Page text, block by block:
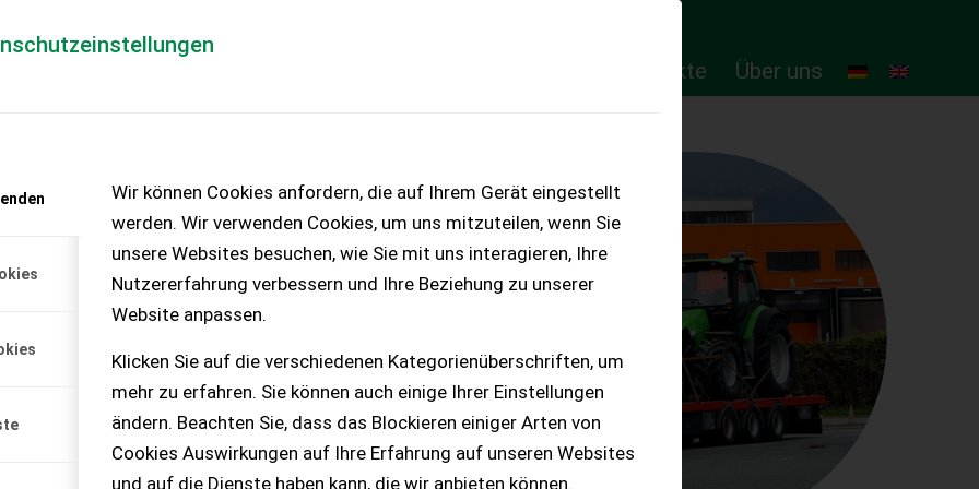
Wir können Cookies anfordern, die auf Ihrem Gerät eingestellt
werden. Wir verwenden Cookies, um uns mitzuteilen, wenn Sie
unsere Websites besuchen, wie Sie mit uns interagieren, Ihre
Nutzererfahrung verbessern und Ihre Beziehung zu unserer
Website anpassen.
Klicken Sie auf die verschiedenen Kategorienüberschriften, um
mehr zu erfahren. Sie können auch einige Ihrer Einstellungen
ändern. Beachten Sie, dass das Blockieren einiger Arten von
Cookies Auswirkungen auf Ihre Erfahrung auf unseren Websites
und auf die Dienste haben kann, die wir anbieten können.
Online-Produkte Über uns
– KEINE
Vakuum +
SCHLEPPSCHUH
sie uns nach einer
mit Schwimmer -